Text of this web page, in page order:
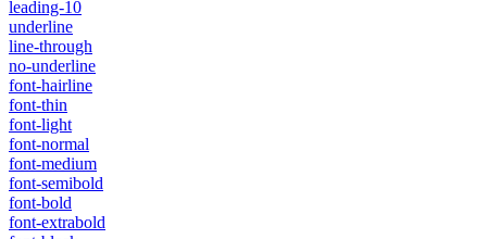
leading-10
underline
line-through
no-underline
font-hairline
font-thin
font-light
font-normal
font-medium
font-semibold
font-bold
font-extrabold